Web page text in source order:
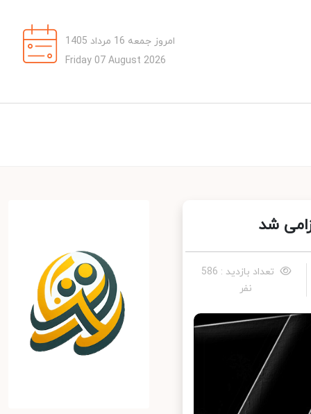
امروز جمعه 16 مرداد 1405
Friday 07 August 2026
تعداد بازدید : 586
نفر